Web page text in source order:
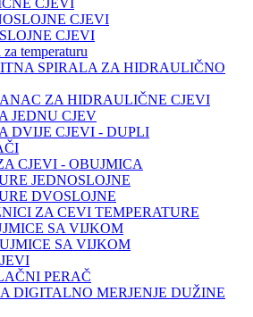
CJEVI
CJEVI
CJEVI
temperaturu
SPIRALA ZA HIDRAULIČNO
ZA HIDRAULIČNE CJEVI
JEDNU CJEV
DVIJE CJEVI - DUPLI
CJEVI - OBUJMICA
JEDNOSLOJNE
DVOSLOJNE
ZA CEVI TEMPERATURE
SA VIJKOM
SA VIJKOM
PERAČ
DIGITALNO MERJENJE DUŽINE